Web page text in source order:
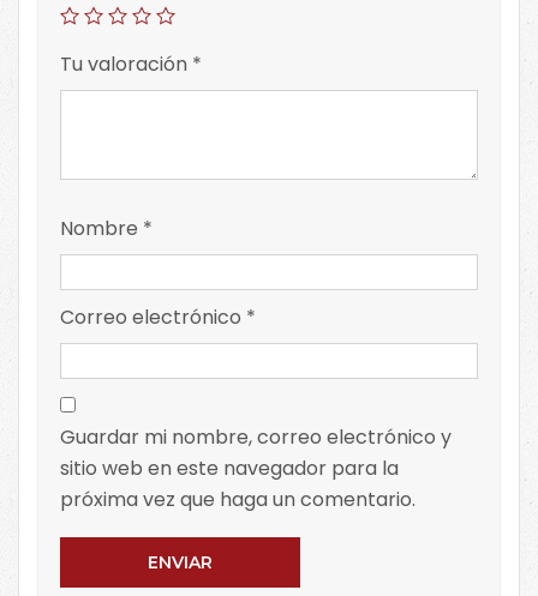
Tu valoración *
Nombre *
Correo electrónico *
Guardar mi nombre, correo electrónico y
sitio web en este navegador para la
próxima vez que haga un comentario.